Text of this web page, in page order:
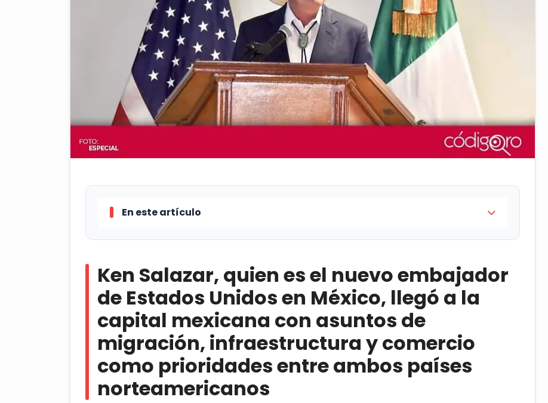
En este artículo
prioridades entre ambos países norteamericanos
Senado de EU ratifica a Ken Salazar como embajador en México
Ken Salazar, quien es el nuevo embajador
de Estados Unidos en México, llegó a la
capital mexicana con asuntos de
migración, infraestructura y comercio
como prioridades entre ambos países
norteamericanos